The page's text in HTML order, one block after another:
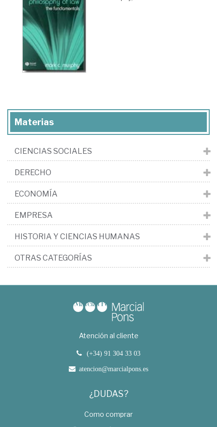
Materias
CIENCIAS SOCIALES
DERECHO
ECONOMÍA
EMPRESA
HISTORIA Y CIENCIAS HUMANAS
OTRAS CATEGORÍAS
Atención al cliente
(+34) 91 304 33 03
atencion@marcialpons.es
¿DUDAS?
Como comprar